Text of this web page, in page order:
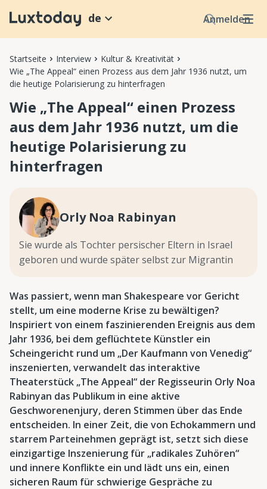
Anmelden
de
Startseite Interview
Kultur & Kreativität
Wie „The Appeal“ einen Prozess aus dem Jahr 1936 nutzt, um
die heutige Polarisierung zu hinterfragen
Wie „The Appeal“ einen Prozess
aus dem Jahr 1936 nutzt, um die
heutige Polarisierung zu
hinterfragen
Orly Noa Rabinyan
Sie wurde als Tochter persischer Eltern in Israel
geboren und wurde später selbst zur Migrantin
Was passiert, wenn man Shakespeare vor Gericht
stellt, um eine moderne Krise zu bewältigen?
Inspiriert von einem faszinierenden Ereignis aus dem
Jahr 1936, bei dem geflüchtete Künstler ein
Scheingericht rund um „Der Kaufmann von Venedig“
inszenierten, verwandelt das interaktive
Theaterstück „The Appeal“ der Regisseurin Orly Noa
Rabinyan das Publikum in eine aktive
Geschworenenjury, deren Stimmen über das Ende
entscheiden. In einer Zeit, die von Echokammern und
starrem Parteinehmen geprägt ist, setzt sich diese
einzigartige Inszenierung für „radikales Zuhören“
und innere Konflikte ein und lädt uns ein, einen
sicheren Raum für schwierige Gespräche zu